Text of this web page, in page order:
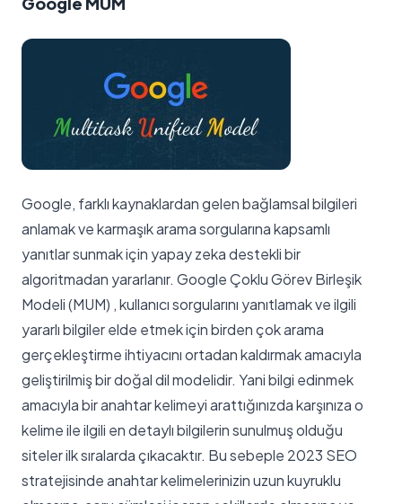
Google, farklı kaynaklardan gelen bağlamsal bilgileri
anlamak ve karmaşık arama sorgularına kapsamlı
yanıtlar sunmak için yapay zeka destekli bir
algoritmadan yararlanır. Google Çoklu Görev Birleşik
Modeli (MUM) , kullanıcı sorgularını yanıtlamak ve ilgili
yararlı bilgiler elde etmek için birden çok arama
gerçekleştirme ihtiyacını ortadan kaldırmak amacıyla
geliştirilmiş bir doğal dil modelidir. Yani bilgi edinmek
amacıyla bir anahtar kelimeyi arattığınızda karşınıza o
kelime ile ilgili en detaylı bilgilerin sunulmuş olduğu
siteler ilk sıralarda çıkacaktır. Bu sebeple 2023 SEO
stratejisinde anahtar kelimelerinizin uzun kuyruklu